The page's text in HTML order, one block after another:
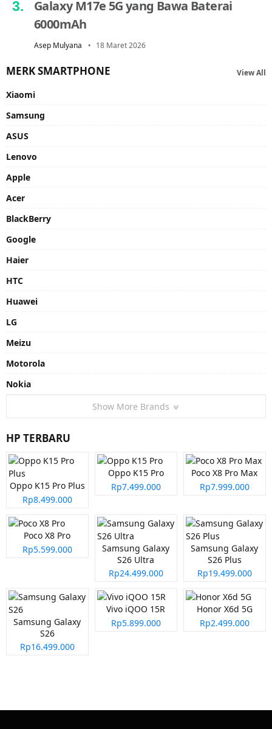
Galaxy M17e 5G yang Bawa Baterai
6000mAh
Asep Mulyana 18 Maret 2026
MERK SMARTPHONE View All
Xiaomi
Samsung
ASUS
Lenovo
Apple
Acer
BlackBerry
Google
Haier
HTC
Huawei
LG
Meizu
Motorola
Nokia
Show More Brands
HP TERBARU
Oppo K15 Pro Plus
Rp8.499.000
Oppo K15 Pro
Rp7.499.000
Poco X8 Pro Max
Rp7.999.000
Poco X8 Pro
Rp5.599.000
Samsung Galaxy
S26 Ultra
Rp24.499.000
Samsung Galaxy
S26 Plus
Rp19.499.000
Samsung Galaxy
S26
Rp16.499.000
Vivo iQOO 15R
Rp5.899.000
Honor X6d 5G
Rp2.499.000